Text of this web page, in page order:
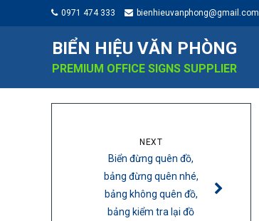
0971 474 333 bienhieuvanphong@gmail.com
BIỂN HIỆU VĂN PHÒNG
PREMIUM OFFICE SIGNS SUPPLIER
NEXT
Biển đừng quên đồ,
bảng đừng quên nhé,
bảng không quên đồ,
bảng kiểm tra lại đồ